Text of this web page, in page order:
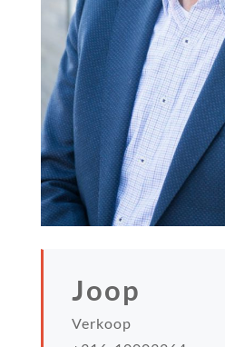
Joop
Verkoop